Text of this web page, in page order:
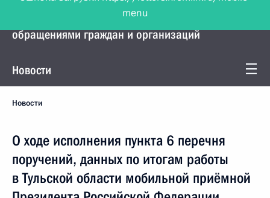
Управление Президента по работе с
обращениями граждан и организаций
Новости
Новости
О ходе исполнения пункта 6 перечня
поручений, данных по итогам работы
в Тульской области мобильной приёмной
menu